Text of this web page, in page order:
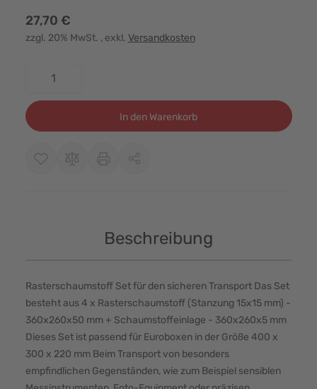
27,70 €
zzgl. 20% MwSt. , exkl. Versandkosten
In den Warenkorb
Beschreibung
Rasterschaumstoff Set für den sicheren Transport Das Set
besteht aus 4 x Rasterschaumstoff (Stanzung 15x15 mm) -
360x260x50 mm + Schaumstoffeinlage - 360x260x5 mm
Dieses Set ist passend für Euroboxen in der Größe 400 x
300 x 220 mm Beim Transport von besonders
empfindlichen Gegenständen, wie zum Beispiel sensiblen